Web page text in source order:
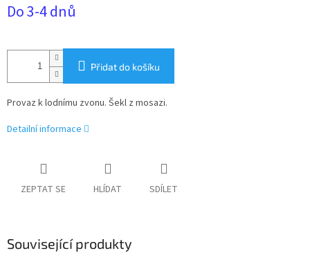
cena:
Do 3-4 dnů
Přidat do košíku
Provaz k lodnímu zvonu. Šekl z mosazi.
Detailní informace
ZEPTAT SE HLÍDAT SDÍLET
Související produkty